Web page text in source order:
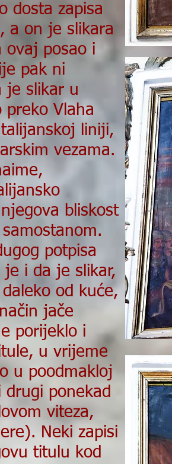
dosta zapisa
a on je slikara
ovaj posao i
pak ni
je slikar u
preko Vlaha
liniji,
vezama.
bliskost
potpisa
i da je slikar,
od kuće,
jače
porijeklo i
u vrijeme
u poodmakloj
drugi ponekad
viteza,
Neki zapisi
titulu kod